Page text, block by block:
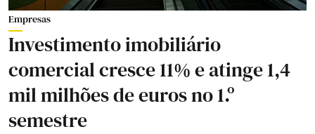
Empresas
Investimento imobiliário
comercial cresce 11% e atinge 1,4
mil milhões de euros no 1.º
semestre